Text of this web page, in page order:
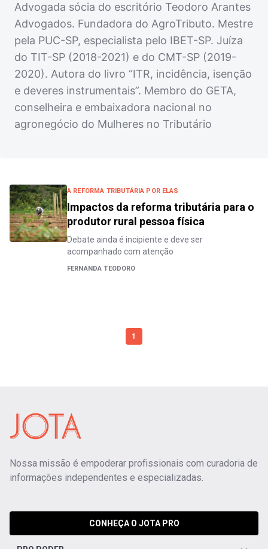
Advogada sócia do escritório Teodoro Arantes
Advogados. Fundadora do AgroTributo. Mestre
pela PUC-SP, especialista pelo IBET-SP. Juíza
do TIT-SP (2018-2021) e do CMT-SP (2019-
2020). Autora do livro “ITR, incidência, isenção
e deveres instrumentais”. Membro do GETA,
conselheira e embaixadora nacional no
agronegócio do Mulheres no Tributário
A REFORMA TRIBUTÁRIA POR ELAS
Impactos da reforma tributária para o
produtor rural pessoa física
Debate ainda é incipiente e deve ser
acompanhado com atenção
FERNANDA TEODORO
1
Nossa missão é empoderar profissionais com curadoria de
informações independentes e especializadas.
CONHEÇA O JOTA PRO